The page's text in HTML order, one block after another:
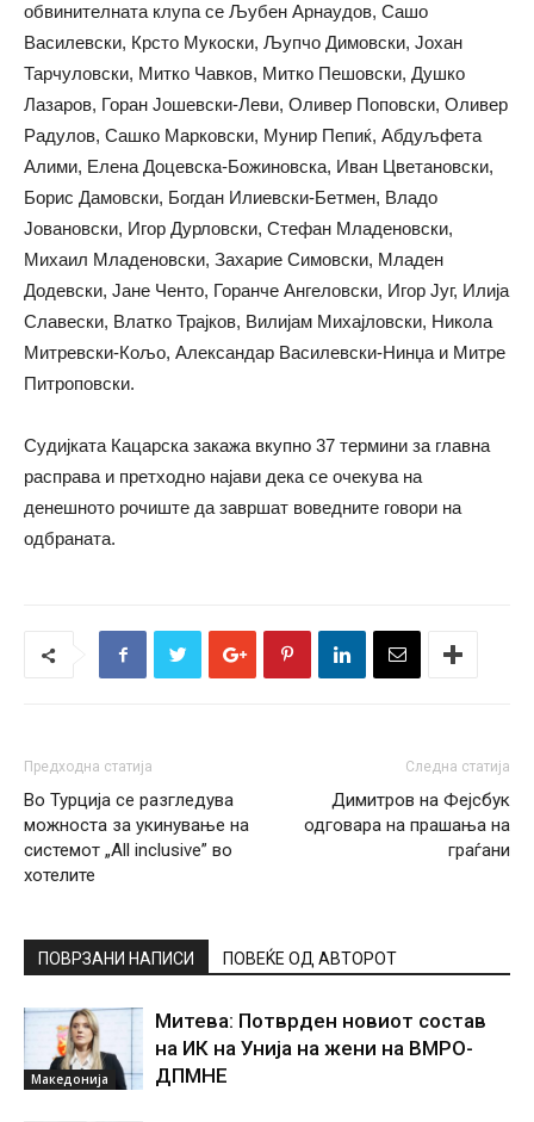
обвинителната клупа се Љубен Арнаудов, Сашо
Василевски, Крсто Мукоски, Љупчо Димовски, Јохан
Тарчуловски, Митко Чавков, Митко Пешовски, Душко
Лазаров, Горан Јошевски-Леви, Оливер Поповски, Оливер
Радулов, Сашко Марковски, Мунир Пепиќ, Абдуљфета
Алими, Елена Доцевска-Божиновска, Иван Цветановски,
Борис Дамовски, Богдан Илиевски-Бетмен, Владо
Јовановски, Игор Дурловски, Стефан Младеновски,
Михаил Младеновски, Захарие Симовски, Младен
Додевски, Јане Ченто, Горанче Ангеловски, Игор Југ, Илија
Славески, Влатко Трајков, Вилијам Михајловски, Никола
Митревски-Кољо, Александар Василевски-Нинџа и Митре
Питроповски.
Судијката Кацарска закажа вкупно 37 термини за главна
расправа и претходно најави дека се очекува на
денешното рочиште да завршат воведните говори на
одбраната.
Предходна статија
Во Турција се разгледува
можноста за укинување на
системот „All inclusive” во
хотелите
Следна статија
Димитров на Фејсбук
одговара на прашања на
граѓани
ПОВРЗАНИ НАПИСИ ПОВЕЌЕ ОД АВТОРОТ
Македонија
Митева: Потврден новиот состав
на ИК на Унија на жени на ВМРО-
ДПМНЕ